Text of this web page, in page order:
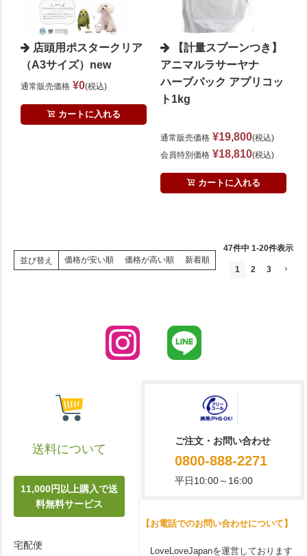
店頭用ポスタークリア
（A3サイズ）new
通常販売価格 ¥0 税込
カートに入れる
【計量スプーンつき】
アニマルラサーヤナ
ハーブパック アプリコッ
ト1kg
通常販売価格 ¥19,800 税込
会員特別価格 ¥18,810 税込
カートに入れる
並び替え 価格が安い順 価格が高い順 新着順
47件中 1-20件表示
1 2 3
送料について
11,000円以上購入で送
料無料サービス
宅配便
ご注文・お問い合わせ
0800-888-2271
平日10:00～16:00
【お電話でのお問い合わせについて】
LoveLoveJapanを運営しております